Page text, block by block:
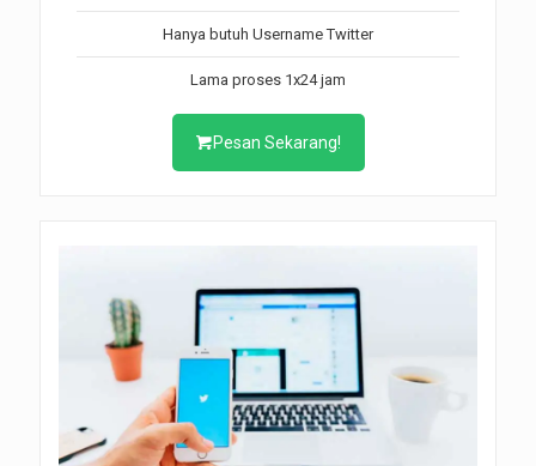
Hanya butuh Username Twitter
Lama proses 1x24 jam
Pesan Sekarang!